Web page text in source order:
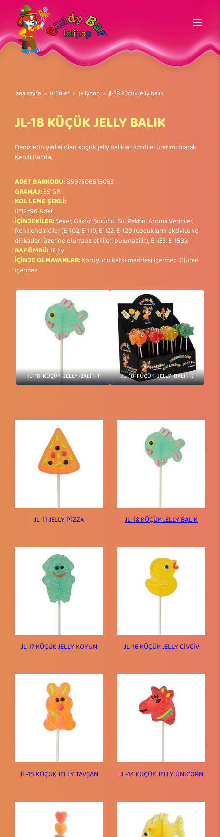
ana sayfa ürünler jellypop jl-18 küçük jelly balik
JL-18 KÜÇÜK JELLY BALIK
Denizlerin yerlisi olan küçük jelly balıklar şimdi el üretimi olarak
Kendi Bar’da.
ADET BARKODU:8697506513053
GRAMAJ:35 GR
KOLİLEME ŞEKLİ:
8*12=96 Adet
İÇİNDEKİLER:Şeker, Glikoz Şurubu, Su, Pektin, Aroma Vericiler,
Renklendiriciler (E-102, E-110, E-122, E-129 (Çocukların aktivite ve
dikkatleri üzerine olumsuz etkileri bulunabilir.), E-133, E-153.).
RAF ÖMRÜ:18 ay
İÇİNDE OLMAYANLAR:Koruyucu katkı maddesi içermez. Gluten
içermez.
JL-18-KÜÇÜK-JELLY-BALIK-1 JL-18-KÜÇÜK-JELLY-BALIK-2
JL-11 JELLY PİZZA JL-18 KÜÇÜK JELLY BALIK
JL-17 KÜÇÜK JELLY KOYUN JL-16 KÜÇÜK JELLY CİVCİV
JL-15 KÜÇÜK JELLY TAVŞAN JL-14 KÜÇÜK JELLY UNICORN